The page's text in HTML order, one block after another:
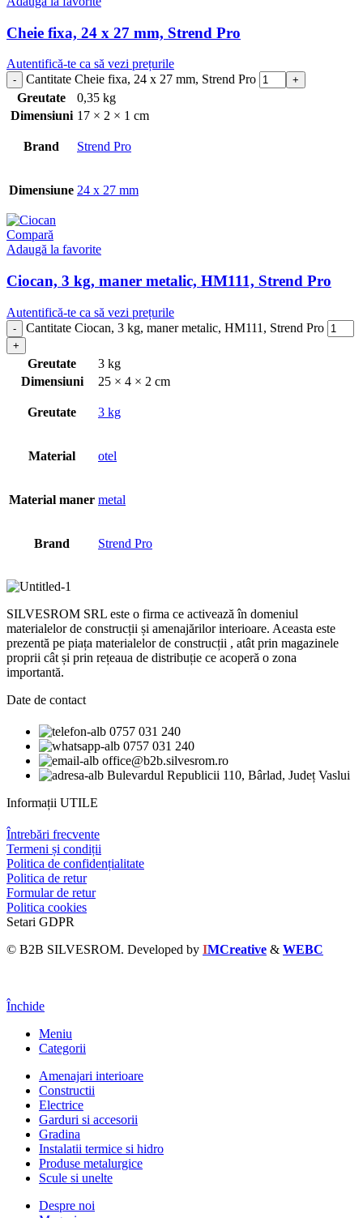
Cheie fixa, 24 x 27 mm, Strend Pro
Autentifică-te ca să vezi prețurile
Cantitate Cheie fixa, 24 x 27 mm, Strend Pro
Greutate
0,35 kg
Dimensiuni 17 × 2 × 1 cm
Brand Strend Pro
Dimensiune 24 x 27 mm
Compară
Adaugă la favorite
Ciocan, 3 kg, maner metalic, HM111, Strend Pro
Autentifică-te ca să vezi prețurile
Cantitate Ciocan, 3 kg, maner metalic, HM111, Strend Pro
Greutate
3 kg
Dimensiuni
25 × 4 × 2 cm
Greutate 3 kg
Material otel
Material maner metal
Brand Strend Pro
SILVESROM SRL este o firma ce activează în domeniul
materialelor de construcții și amenajărilor interioare. Aceasta este
prezentă pe piața materialelor de construcții , atât prin magazinele
proprii cât și prin rețeaua de distribuție ce acoperă o zona
importantă.
Date de contact
0757 031 240
0757 031 240
office@b2b.silvesrom.ro
Bulevardul Republicii 110, Bârlad, Județ Vaslui
Informații UTILE
Întrebări frecvente
Termeni și condiții
Politica de confidențialitate
Politica de retur
Formular de retur
Politica cookies
Setari GDPR
© B2B SILVESROM. Developed by IMCreative & WEBC
Închide
Meniu
Categorii
Amenajari interioare
Constructii
Electrice
Garduri si accesorii
Gradina
Instalatii termice si hidro
Produse metalurgice
Scule si unelte
Despre noi